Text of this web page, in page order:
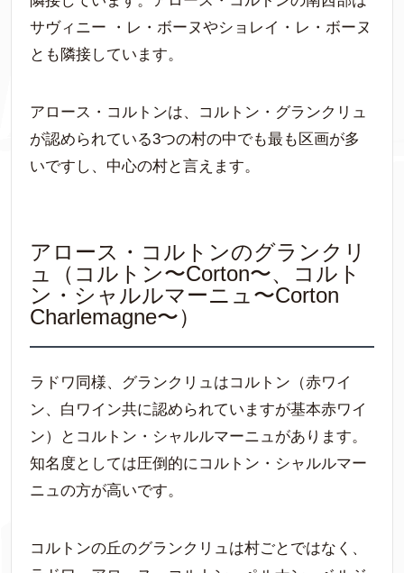
サヴィニー ・レ・ボーヌやショレイ・レ・ボーヌ
とも隣接しています。
アロース・コルトンは、コルトン・グランクリュ
が認められている3つの村の中でも最も区画が多
いですし、中心の村と言えます。
アロース・コルトンのグランクリ
ュ（コルトン〜Corton〜、コルト
ン・シャルルマーニュ〜Corton
Charlemagne〜）
ラドワ同様、グランクリュはコルトン（赤ワイ
ン、白ワイン共に認められていますが基本赤ワイ
ン）とコルトン・シャルルマーニュがあります。
知名度としては圧倒的にコルトン・シャルルマー
ニュの方が高いです。
コルトンの丘のグランクリュは村ごとではなく、